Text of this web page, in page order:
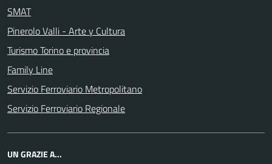
SMAT
Pinerolo Valli - Arte y Cultura
Turismo Torino e provincia
Family Line
Servizio Ferroviario Metropolitano
Servizio Ferroviario Regionale
UN GRAZIE A...